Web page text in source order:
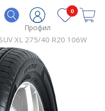
Профил
0
XL 275/40 R20 106W